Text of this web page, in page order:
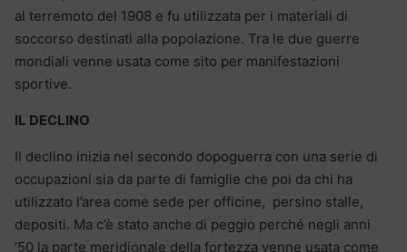
al terremoto del 1908 e fu utilizzata per i materiali di
soccorso destinati alla popolazione. Tra le due guerre
mondiali venne usata come sito per manifestazioni
sportive.
IL DECLINO
Il declino inizia nel secondo dopoguerra con una serie di
occupazioni sia da parte di famiglie che poi da chi ha
utilizzato l’area come sede per officine, persino stalle,
depositi. Ma c’è stato anche di peggio perché negli anni
’50 la parte meridionale della fortezza venne usata come